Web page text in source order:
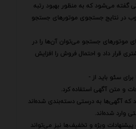
گفته می‌شود که به منظور بهبود رتبه
در نتایج جستجوی موتورهای جستجو
موتورهای جستجو می‌توان آن‌ها را در
قرار داد و احتمال فروش را افزایش
سئو باید از -
و متن آگهی استفاده کرد.
که آگهی‌ها به درستی دسته‌بندی شده‌اند
وارد شده‌اند.
پیشنهادات ویژه و تخفیف‌ها نیز می‌تواند